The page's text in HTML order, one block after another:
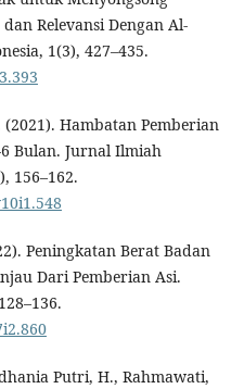
Relevansi Dengan Al-
1(3), 427–435.
Hambatan Pemberian
Bulan. Jurnal Ilmiah
156–162.
Peningkatan Berat Badan
Dari Pemberian Asi.
Putri, H., Rahmawati,